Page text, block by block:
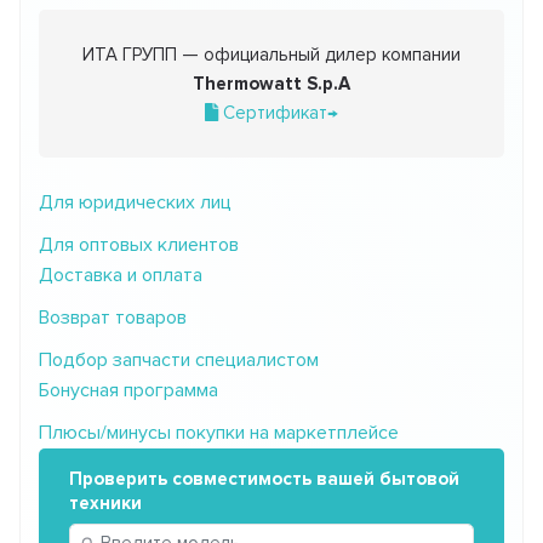
ИТА ГРУПП — официальный дилер компании
Thermowatt S.p.A
Сертификат→
Для юридических лиц
Для оптовых клиентов
Доставка и оплата
Возврат товаров
Подбор запчасти специалистом
Бонусная программа
Плюсы/минусы покупки на маркетплейсе
Проверить совместимость вашей бытовой
техники